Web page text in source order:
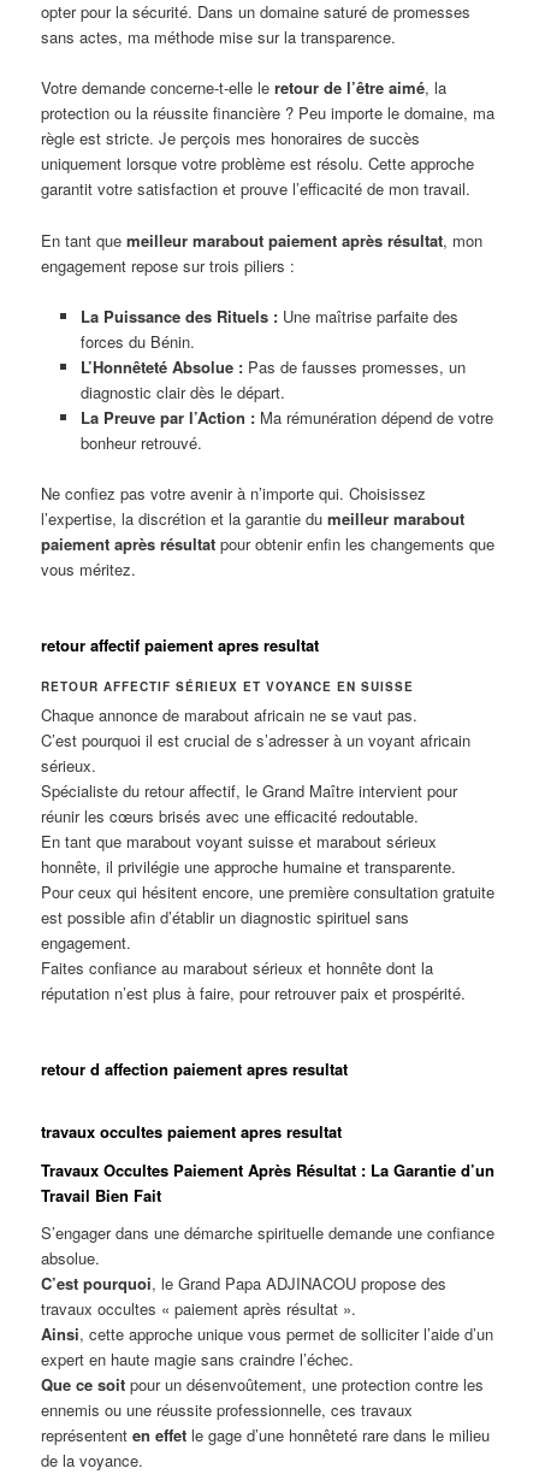
opter pour la sécurité. Dans un domaine saturé de promesses
sans actes, ma méthode mise sur la transparence.
Votre demande concerne-t-elle leretour de l’être aimé, la
protection ou la réussite financière ? Peu importe le domaine, ma
règle est stricte. Je perçois mes honoraires de succès
uniquement lorsque votre problème est résolu. Cette approche
garantit votre satisfaction et prouve l’efficacité de mon travail.
En tant quemeilleur marabout paiement après résultat, mon
engagement repose sur trois piliers :
La Puissance des Rituels :Une maîtrise parfaite des
forces du Bénin.
L’Honnêteté Absolue :Pas de fausses promesses, un
diagnostic clair dès le départ.
La Preuve par l’Action :Ma rémunération dépend de votre
bonheur retrouvé.
Ne confiez pas votre avenir à n’importe qui. Choisissez
l’expertise, la discrétion et la garantie dumeilleur marabout
paiement après résultat pour obtenir enfin les changements que
vous méritez.
retour affectif paiement apres resultat
RETOUR AFFECTIF SÉRIEUX ET VOYANCE EN SUISSE
Chaque annonce de marabout africain ne se vaut pas.
C’est pourquoi il est crucial de s’adresser à un voyant africain
sérieux.
Spécialiste du retour affectif, le Grand Maître intervient pour
réunir les cœurs brisés avec une efficacité redoutable.
En tant que marabout voyant suisse et marabout sérieux
honnête, il privilégie une approche humaine et transparente.
Pour ceux qui hésitent encore, une première consultation gratuite
est possible afin d’établir un diagnostic spirituel sans
engagement.
Faites confiance au marabout sérieux et honnête dont la
réputation n’est plus à faire, pour retrouver paix et prospérité.
retour d affection paiement apres resultat
travaux occultes paiement apres resultat
Travaux Occultes Paiement Après Résultat : La Garantie d’un
Travail Bien Fait
S’engager dans une démarche spirituelle demande une confiance
absolue.
C’est pourquoi, le Grand Papa ADJINACOU propose des
travaux occultes « paiement après résultat ».
Ainsi, cette approche unique vous permet de solliciter l’aide d’un
expert en haute magie sans craindre l’échec.
Que ce soit pour un désenvoûtement, une protection contre les
ennemis ou une réussite professionnelle, ces travaux
représententen effet le gage d’une honnêteté rare dans le milieu
de la voyance.